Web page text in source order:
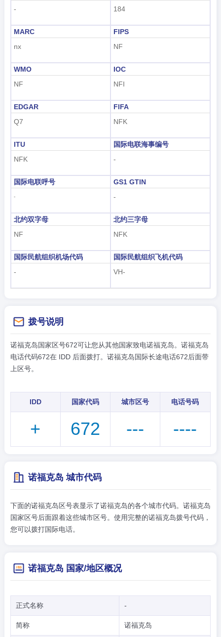
- 184
MARC
nx
FIPS
NF
WMO
NF
IOC
NFI
EDGAR
Q7
FIFA
NFK
ITU
NFK
国际电联海事编号
-
国际电联呼号
-
GS1 GTIN
-
北约双字母
NF
北约三字母
NFK
国际民航组织机场代码
-
国际民航组织飞机代码
VH-
拨号说明
诺福克岛国家区号672可让您从其他国家致电诺福克岛。诺福克岛
电话代码672在 IDD 后面拨打。诺福克岛国际长途电话672后面带
上区号。
IDD 国家代码 城市区号 电话号码
+ 672 --- ----
诺福克岛 城市代码
下面的诺福克岛区号表显示了诺福克岛的各个城市代码。诺福克岛
国家区号后面跟着这些城市区号。使用完整的诺福克岛拨号代码，
您可以拨打国际电话。
诺福克岛 国家/地区概况
正式名称 -
简称 诺福克岛